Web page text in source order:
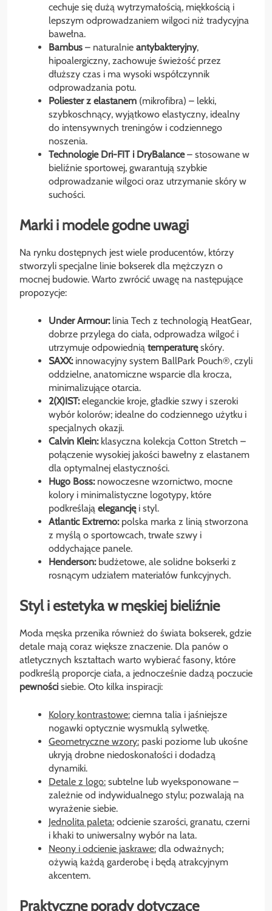
cechuje się dużą wytrzymałością, miękkością i
lepszym odprowadzaniem wilgoci niż tradycyjna
bawełna.
Bambus – naturalnie antybakteryjny,
hipoalergiczny, zachowuje świeżość przez
dłuższy czas i ma wysoki współczynnik
odprowadzania potu.
Poliester z elastanem (mikrofibra) – lekki,
szybkoschnący, wyjątkowo elastyczny, idealny
do intensywnych treningów i codziennego
noszenia.
Technologie Dri-FIT i DryBalance– stosowane w
bieliźnie sportowej, gwarantują szybkie
odprowadzanie wilgoci oraz utrzymanie skóry w
suchości.
Marki i modele godne uwagi
Na rynku dostępnych jest wiele producentów, którzy
stworzyli specjalne linie bokserek dla mężczyzn o
mocnej budowie. Warto zwrócić uwagę na następujące
propozycje:
Under Armour:linia Tech z technologią HeatGear,
dobrze przylega do ciała, odprowadza wilgoć i
utrzymuje odpowiednią temperaturęskóry.
SAXX:innowacyjny system BallPark Pouch®, czyli
oddzielne, anatomiczne wsparcie dla krocza,
minimalizujące otarcia.
2(X)IST:eleganckie kroje, gładkie szwy i szeroki
wybór kolorów; idealne do codziennego użytku i
specjalnych okazji.
Calvin Klein:klasyczna kolekcja Cotton Stretch –
połączenie wysokiej jakości bawełny z elastanem
dla optymalnej elastyczności.
Hugo Boss:nowoczesne wzornictwo, mocne
kolory i minimalistyczne logotypy, które
podkreślają elegancjęi styl.
Atlantic Extremo:polska marka z linią stworzona
z myślą o sportowcach, trwałe szwy i
oddychające panele.
Henderson:budżetowe, ale solidne bokserki z
rosnącym udziałem materiałów funkcyjnych.
Styl i estetyka w męskiej bieliźnie
Moda męska przenika również do świata bokserek, gdzie
detale mają coraz większe znaczenie. Dla panów o
atletycznych kształtach warto wybierać fasony, które
podkreślą proporcje ciała, a jednocześnie dadzą poczucie
pewności siebie. Oto kilka inspiracji:
Kolory kontrastowe: ciemna talia i jaśniejsze
nogawki optycznie wysmuklą sylwetkę.
Geometryczne wzory: paski poziome lub ukośne
ukryją drobne niedoskonałości i dodadzą
dynamiki.
Detale z logo: subtelne lub wyeksponowane –
zależnie od indywidualnego stylu; pozwalają na
wyrażenie siebie.
Jednolita paleta: odcienie szarości, granatu, czerni
i khaki to uniwersalny wybór na lata.
Neony i odcienie jaskrawe: dla odważnych;
ożywią każdą garderobę i będą atrakcyjnym
akcentem.
Praktyczne porady dotyczące